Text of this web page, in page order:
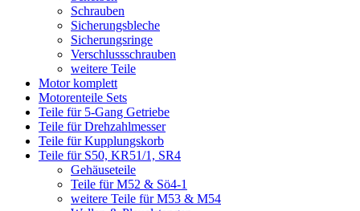
Schrauben
Sicherungsbleche
Sicherungsringe
Verschlussschrauben
weitere Teile
Motor komplett
Motorenteile Sets
Teile für 5-Gang Getriebe
Teile für Drehzahlmesser
Teile für Kupplungskorb
Teile für S50, KR51/1, SR4
Gehäuseteile
Teile für M52 & Sö4-1
weitere Teile für M53 & M54